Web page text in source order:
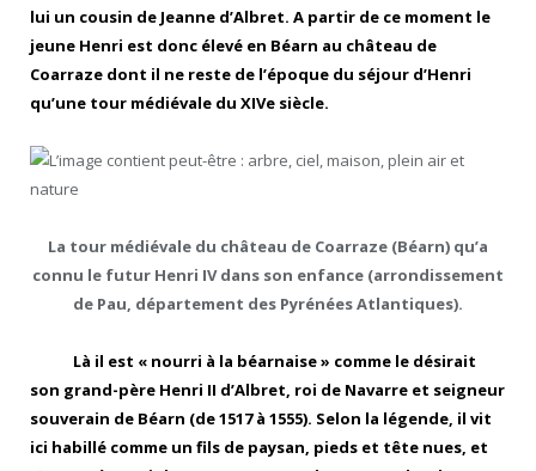
lui un cousin de Jeanne d’Albret. A partir de ce moment le
jeune Henri est donc élevé en Béarn au château de
Coarraze dont il ne reste de l’époque du séjour d’Henri
qu’une tour médiévale du XIVe siècle.
La tour médiévale du château de Coarraze (Béarn) qu’a
connu le futur Henri IV dans son enfance (arrondissement
de Pau, département des Pyrénées Atlantiques).
Là il est « nourri à la béarnaise » comme le désirait
son grand-père Henri II d’Albret, roi de Navarre et seigneur
souverain de Béarn (de 1517 à 1555). Selon la légende, il vit
ici habillé comme un fils de paysan, pieds et tête nues, et